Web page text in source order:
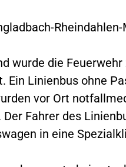
wurde die
Ein Linienbus ohne
vor Ort
Der Fahrer des
in eine